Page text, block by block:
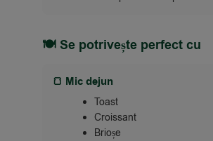
🍽 Se potrivește perfect cu
🍞 Mic dejun
Toast
Croissant
Brioșe